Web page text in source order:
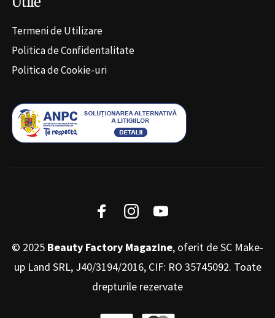
Termeni de Utilizare
Politica de Confidentalitate
Politica de Cookie-uri
© 2025 Beauty Factory Magazine, oferit de SC Make-
up Land SRL, J40/3194/2016, CIF: RO 35745092. Toate
drepturile rezervate